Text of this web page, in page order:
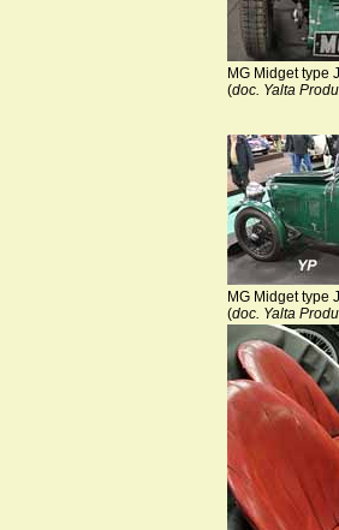
MG Midget type
(doc. Yalta
MG Midget type
(doc. Yalta